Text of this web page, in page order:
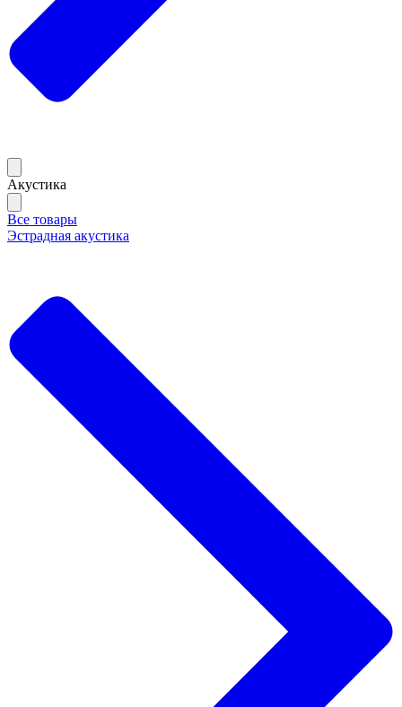
Акустика
Все товары
Эстрадная акустика